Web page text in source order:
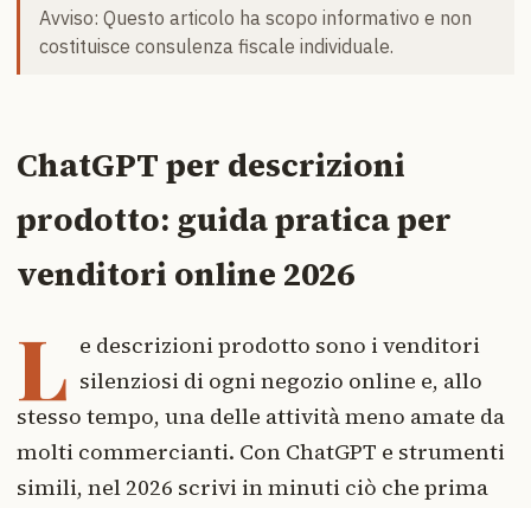
Avviso: Questo articolo ha scopo informativo e non
costituisce consulenza fiscale individuale.
ChatGPT per descrizioni
prodotto: guida pratica per
venditori online 2026
L e descrizioni prodotto sono i venditori
silenziosi di ogni negozio online e, allo
stesso tempo, una delle attività meno amate da
molti commercianti. Con ChatGPT e strumenti
simili, nel 2026 scrivi in minuti ciò che prima